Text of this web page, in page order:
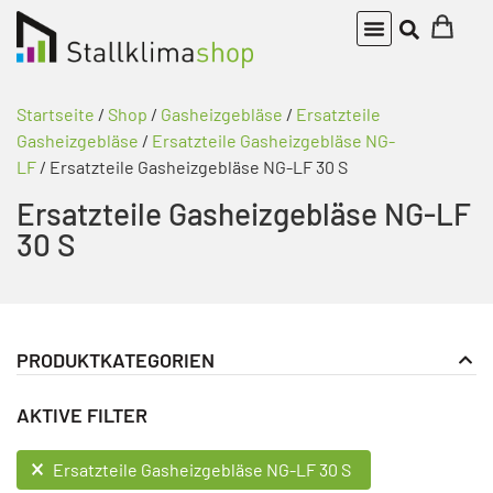
Startseite / Shop / Gasheizgebläse / Ersatzteile
Gasheizgebläse / Ersatzteile Gasheizgebläse NG-
LF / Ersatzteile Gasheizgebläse NG-LF 30 S
Ersatzteile Gasheizgebläse NG-LF
30 S
PRODUKTKATEGORIEN
Ersatzteile Gasheizgebläse
Ersatzteile Gasheizgebläse NG-L
AKTIVE FILTER
AKTIVE FILTER
Ersatzteile Gasheizgebläse NG-LF 30 S